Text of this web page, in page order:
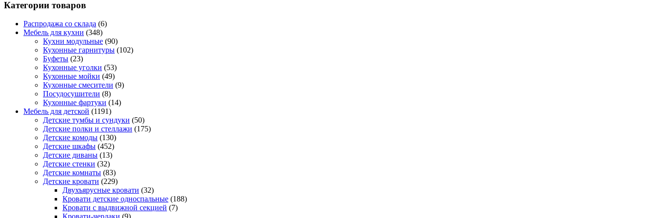
Категории товаров
Распродажа со склада (6)
Мебель для кухни (348)
Кухни модульные (90)
Кухонные гарнитуры (102)
Буфеты (23)
Кухонные уголки (53)
Кухонные мойки (49)
Кухонные смесители (9)
Посудосушители (8)
Кухонные фартуки (14)
Мебель для детской (1191)
Детские тумбы и сундуки (50)
Детские полки и стеллажи (175)
Детские комоды (130)
Детские шкафы (452)
Детские диваны (13)
Детские стенки (32)
Детские комнаты (83)
Детские кровати (229)
Двухъярусные кровати (32)
Кровати детские односпальные (188)
Кровати с выдвижной секцией (7)